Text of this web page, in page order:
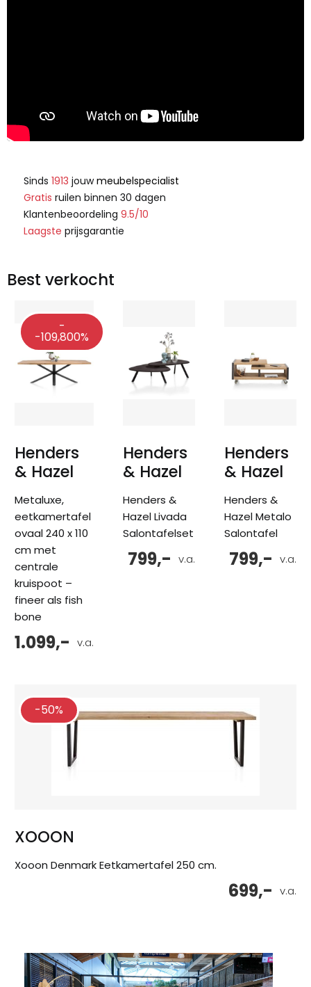
Sinds 1913 jouwmeubelspecialist
Gratis ruilen binnen 30 dagen
Klantenbeoordeling 9.5/10
Laagste prijsgarantie
Best verkocht
-
-109,800%
Henders
& Hazel
Metaluxe,
eetkamertafel
ovaal 240 x 110
cm met
centrale
kruispoot –
fineer als fish
bone
v.a.
1.099,-
Henders
& Hazel
Henders &
Hazel Livada
Salontafelset
v.a.
799,-
Henders
& Hazel
Henders &
Hazel Metalo
Salontafel
v.a.
799,-
-50%
XOOON
Xooon Denmark Eetkamertafel 250 cm.
v.a.
699,-